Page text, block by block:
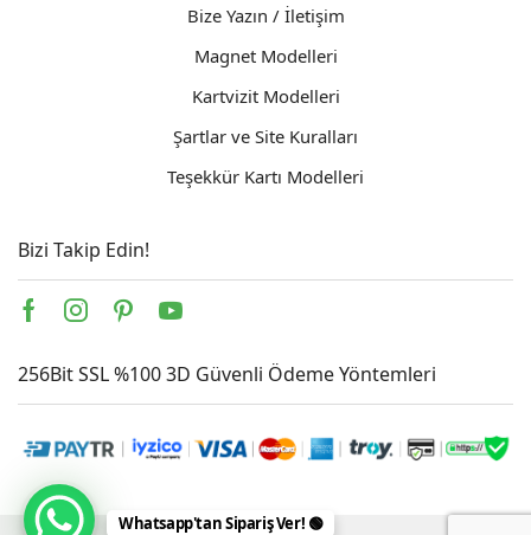
Bize Yazın / İletişim
Magnet Modelleri
Kartvizit Modelleri
Şartlar ve Site Kuralları
Teşekkür Kartı Modelleri
Bizi Takip Edin!
Facebook
Instagram
PinterestYoutube
256Bit SSL %100 3D Güvenli Ödeme Yöntemleri
Whatsapp'tan Sipariş Ver! 🟢